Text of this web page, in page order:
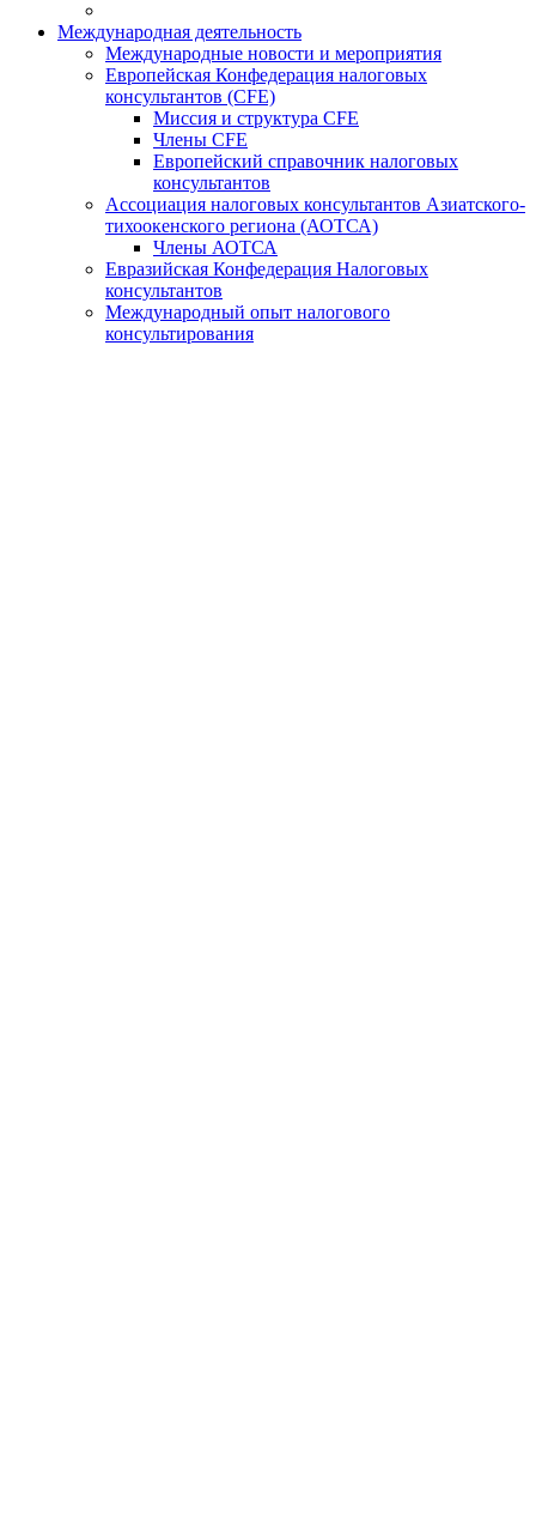
Международная деятельность
Международные новости и мероприятия
Европейская Конфедерация налоговых
консультантов (CFE)
Миссия и структура CFE
Члены CFE
Европейский справочник налоговых
консультантов
Ассоциация налоговых консультантов Азиатского-
тихоокенского региона (АОТСА)
Члены АОТСА
Евразийская Конфедерация Налоговых
консультантов
Международный опыт налогового
консультирования